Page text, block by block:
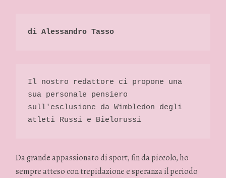
di Alessandro Tasso
Il nostro redattore ci propone una
sua personale pensiero
sull'esclusione da Wimbledon degli
atleti Russi e Bielorussi
Da grande appassionato di sport, fin da piccolo, ho
sempre atteso con trepidazione e speranza il periodo